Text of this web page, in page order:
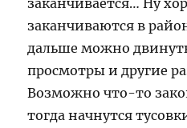
заканчиваются в
дальше можно
просмотры и другие
Возможно что-то
тогда начнутся